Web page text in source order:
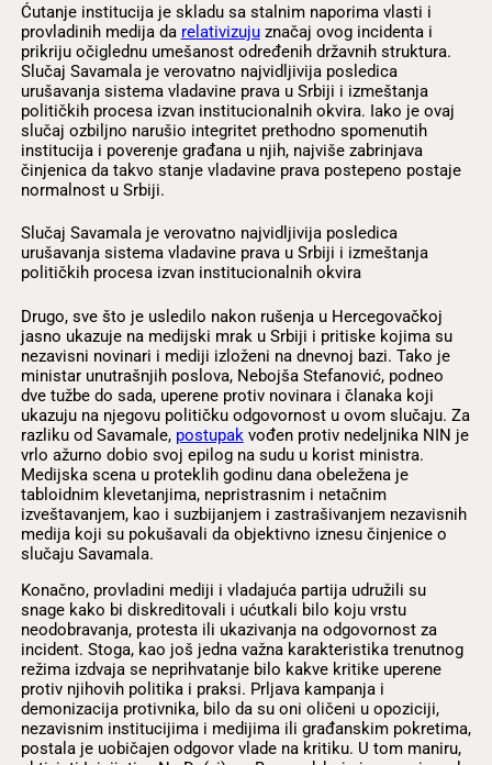
Ćutanje institucija je skladu sa stalnim naporima vlasti i
provladinih medija da relativizujuznačaj ovog incidenta i
prikriju očiglednu umešanost određenih državnih struktura.
Slučaj Savamala je verovatno najvidljivija posledica
urušavanja sistema vladavine prava u Srbiji i izmeštanja
političkih procesa izvan institucionalnih okvira. Iako je ovaj
slučaj ozbiljno narušio integritet prethodno spomenutih
institucija i poverenje građana u njih, najviše zabrinjava
činjenica da takvo stanje vladavine prava postepeno postaje
normalnost u Srbiji.
Slučaj Savamala je verovatno najvidljivija posledica
urušavanja sistema vladavine prava u Srbiji i izmeštanja
političkih procesa izvan institucionalnih okvira
Drugo, sve što je usledilo nakon rušenja u Hercegovačkoj
jasno ukazuje na medijski mrak u Srbiji i pritiske kojima su
nezavisni novinari i mediji izloženi na dnevnoj bazi. Tako je
ministar unutrašnjih poslova, Nebojša Stefanović, podneo
dve tužbe do sada, uperene protiv novinara i članaka koji
ukazuju na njegovu političku odgovornost u ovom slučaju. Za
razliku od Savamale, postupakvođen protiv nedeljnika NIN je
vrlo ažurno dobio svoj epilog na sudu u korist ministra.
Medijska scena u proteklih godinu dana obeležena je
tabloidnim klevetanjima, nepristrasnim i netačnim
izveštavanjem, kao i suzbijanjem i zastrašivanjem nezavisnih
medija koji su pokušavali da objektivno iznesu činjenice o
slučaju Savamala.
Konačno, provladini mediji i vladajuća partija udružili su
snage kako bi diskreditovali i ućutkali bilo koju vrstu
neodobravanja, protesta ili ukazivanja na odgovornost za
incident. Stoga, kao još jedna važna karakteristika trenutnog
režima izdvaja se neprihvatanje bilo kakve kritike uperene
protiv njihovih politika i praksi. Prljava kampanja i
demonizacija protivnika, bilo da su oni oličeni u opoziciji,
nezavisnim institucijima i medijima ili građanskim pokretima,
postala je uobičajen odgovor vlade na kritiku. U tom maniru,